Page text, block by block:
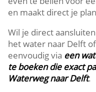
en maakt direct je
Wil je direct
het water naar Delft
eenvoudig via een
te boeken die exact
Waterweg naar Delft.​